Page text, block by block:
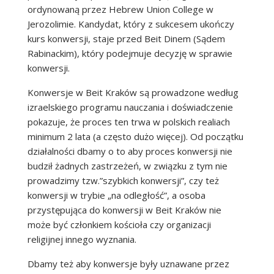
ordynowaną przez Hebrew Union College w
Jerozolimie. Kandydat, który z sukcesem ukończy
kurs konwersji, staje przed Beit Dinem (Sądem
Rabinackim), który podejmuje decyzję w sprawie
konwersji.
Konwersje w Beit Kraków są prowadzone według
izraelskiego programu nauczania i doświadczenie
pokazuje, że proces ten trwa w polskich realiach
minimum 2 lata (a często dużo więcej). Od początku
działalności dbamy o to aby proces konwersji nie
budził żadnych zastrzeżeń, w związku z tym nie
prowadzimy tzw.”szybkich konwersji”, czy też
konwersji w trybie „na odległość”, a osoba
przystępująca do konwersji w Beit Kraków nie
może być członkiem kościoła czy organizacji
religijnej innego wyznania.
Dbamy też aby konwersje były uznawane przez